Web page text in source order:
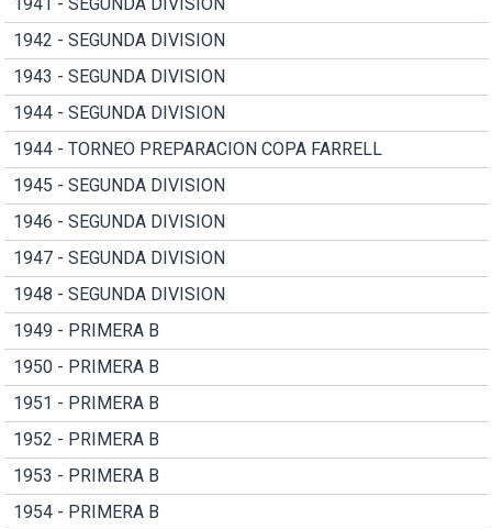
1941 - SEGUNDA DIVISION
1942 - SEGUNDA DIVISION
1943 - SEGUNDA DIVISION
1944 - SEGUNDA DIVISION
1944 - TORNEO PREPARACION COPA FARRELL
1945 - SEGUNDA DIVISION
1946 - SEGUNDA DIVISION
1947 - SEGUNDA DIVISION
1948 - SEGUNDA DIVISION
1949 - PRIMERA B
1950 - PRIMERA B
1951 - PRIMERA B
1952 - PRIMERA B
1953 - PRIMERA B
1954 - PRIMERA B